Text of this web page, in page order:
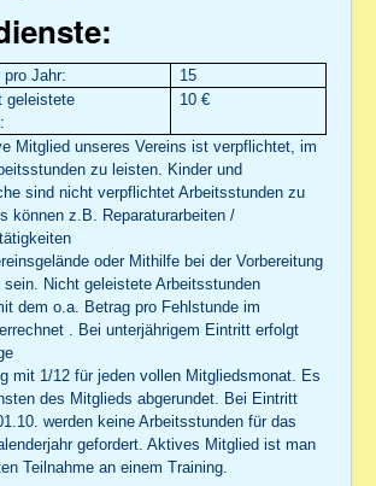
Jahr:
15
geleistete
10 €
Mitglied unseres Vereins ist verpflichtet, im
zu leisten. Kinder und
sind nicht verpflichtet Arbeitsstunden zu
können z.B. Reparaturarbeiten /
oder Mithilfe bei der Vorbereitung
Nicht geleistete Arbeitsstunden
dem o.a. Betrag pro Fehlstunde im
. Bei unterjährigem Eintritt erfolgt
mit 1/12 für jeden vollen Mitgliedsmonat. Es
des Mitglieds abgerundet. Bei Eintritt
werden keine Arbeitsstunden für das
gefordert. Aktives Mitglied ist man
Teilnahme an einem Training.